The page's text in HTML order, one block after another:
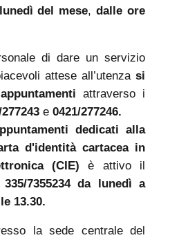
del mese,dalle ore
di dare un servizio
attese all’utenzasi
attraverso i
e 0421/277246.
dedicati alla
d'identità cartacea in
(CIE) è attivo il
335/7355234 da lunedì a
13.30.
la sede centrale del